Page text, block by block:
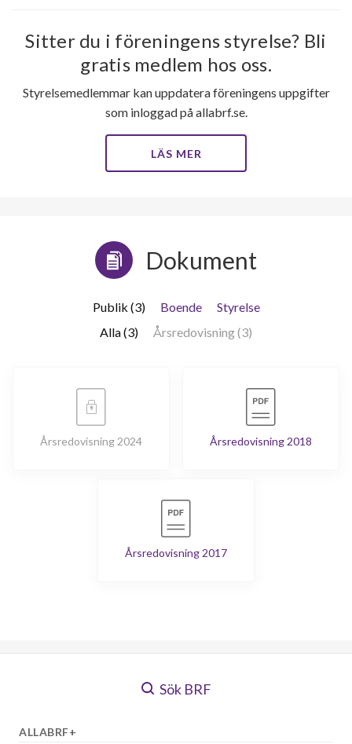
Sitter du i föreningens styrelse? Bli
gratis medlem hos oss.
Styrelsemedlemmar kan uppdatera föreningens uppgifter
som inloggad på allabrf.se.
LÄS MER
Dokument
Publik (3) Boende
Styrelse
Alla (3)
Årsredovisning (3)
Årsredovisning 2024 Årsredovisning 2018
Årsredovisning 2017
Sök BRF
ALLABRF+